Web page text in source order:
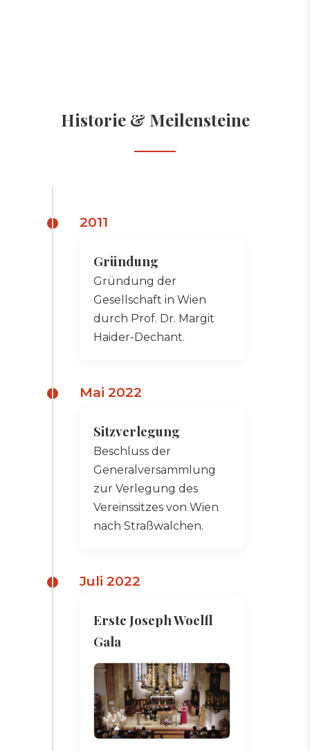
Historie & Meilensteine
2011
Gründung
Gründung der
Gesellschaft in Wien
durch Prof. Dr. Margit
Haider-Dechant.
Mai 2022
Sitzverlegung
Beschluss der
Generalversammlung
zur Verlegung des
Vereinssitzes von Wien
nach Straßwalchen.
Juli 2022
Erste Joseph Woelfl
Gala